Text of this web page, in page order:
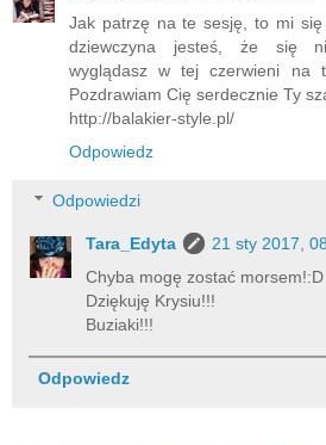
Jak patrzę na te sesję, to mi
dziewczyna jesteś, że się
wyglądasz w tej czerwieni na
Pozdrawiam Cię serdecznie Ty
http://balakier-style.pl/
Odpowiedz
Odpowiedzi
Tara_Edyta
21 sty 2017,
Chyba mogę zostać morsem!:D
Dziękuję Krysiu!!!
Buziaki!!!
Odpowiedz